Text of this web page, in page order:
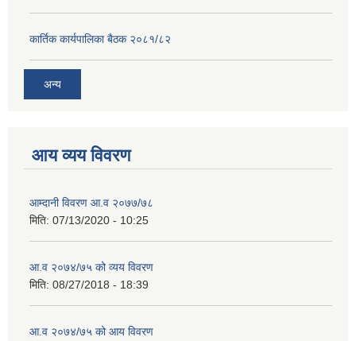
कार्तिक कार्यपालिका बैठक २०८१/८२
अन्य
आय व्यय विवरण
आम्दानी विवरण आ.व २०७७/७८
मिति: 07/13/2020 - 10:25
आ.व २०७४/७५ को व्यय विवरण
मिति: 08/27/2018 - 18:39
आ.व २०७४/७५ को आय विवरण